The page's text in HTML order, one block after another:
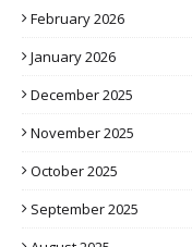
February 2026
January 2026
December 2025
November 2025
October 2025
September 2025